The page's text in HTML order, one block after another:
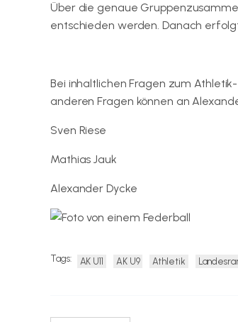
Über die genaue
entschieden werden. Danach
Bei inhaltlichen Fragen zum
anderen Fragen können an
Sven Riese
Mathias Jauk
Alexander Dycke
Tags: AK U11 AK U9 Athletik